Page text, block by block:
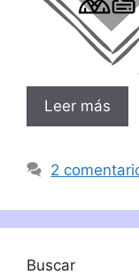
Leer más
2
Buscar